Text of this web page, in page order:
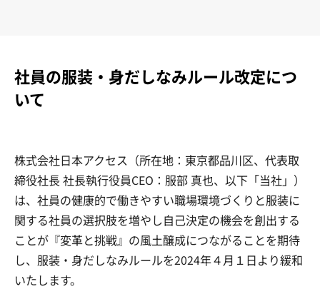
社員の服装・身だしなみルール改定につ
いて
株式会社日本アクセス（所在地：東京都品川区、代表取
締役社長 社長執行役員CEO：服部 真也、以下「当社」）
は、社員の健康的で働きやすい職場環境づくりと服装に
関する社員の選択肢を増やし自己決定の機会を創出する
ことが『変革と挑戦』の風土醸成につながることを期待
し、服装・身だしなみルールを2024年４月１日より緩和
いたします。